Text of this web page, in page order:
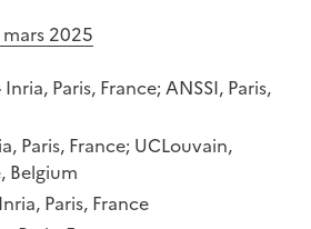
2025
Inria, Paris, France; ANSSI, Paris,
Paris, France; UCLouvain,
Belgium
Inria, Paris, France